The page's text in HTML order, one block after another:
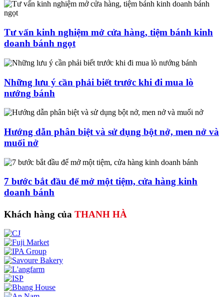
Tư vấn kinh nghiệm mở cửa hàng, tiệm bánh kinh
doanh bánh ngọt
Những lưu ý cần phải biết trước khi đi mua lò
nướng bánh
Hướng dẫn phân biệt và sử dụng bột nở, men nở và
muối nở
7 bước bắt đầu để mở một tiệm, cửa hàng kinh
doanh bánh
Khách hàng của THANH HÀ